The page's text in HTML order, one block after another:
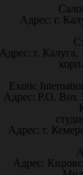
Адрес: г.
г.
Exotic
Адрес: P.O. Box
Адрес: г.
Адрес: